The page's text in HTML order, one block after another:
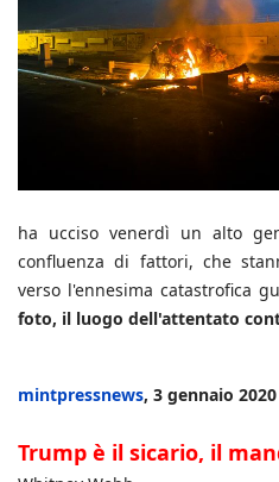
ha ucciso venerdì un alto
confluenza di fattori, che
verso l'ennesima catastrofica
foto, il luogo dell'attentato
mintpressnews, 3 gennaio
Trump è il sicario, il